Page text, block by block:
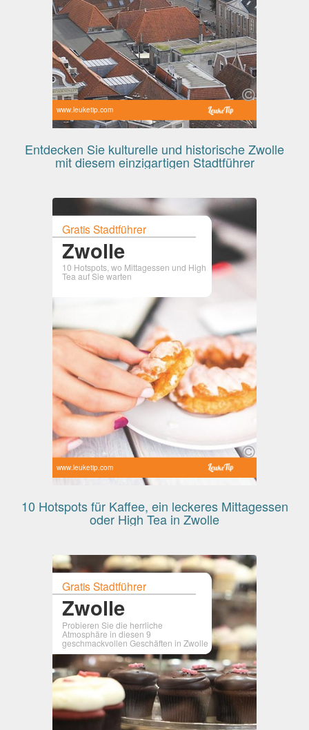
www.leuketip.com
Entdecken Sie kulturelle und historische Zwolle
mit diesem einzigartigen Stadtführer
Gratis Stadtführer
Zwolle
10 Hotspots, wo Mittagessen und High
Tea auf Sie warten
www.leuketip.com
10 Hotspots für Kaffee, ein leckeres Mittagessen
oder High Tea in Zwolle
Gratis Stadtführer
Zwolle
Probieren Sie die herrliche
Atmosphäre in diesen 9
geschmackvollen Geschäften in Zwolle